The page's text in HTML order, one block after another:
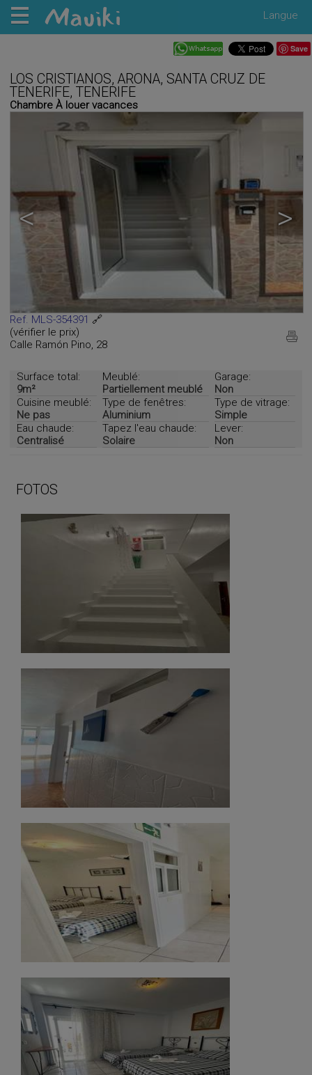
Langue
Save
LOS CRISTIANOS, ARONA, SANTA CRUZ DE
TENERIFE, TENERIFE
Chambre À louer vacances
< >
Ref. MLS-354391 🔗
(vérifier le prix)
Calle Ramón Pino, 28
Surface total:
9m²
Meublé:
Partiellement meublé
Garage:
Non
Cuisine meublé:
Ne pas
Type de fenêtres:
Aluminium
Type de vitrage:
Simple
Eau chaude:
Centralisé
Tapez l'eau chaude:
Solaire
Lever:
Non
FOTOS